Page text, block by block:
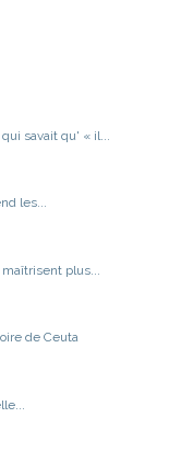
savait qu' « il...
les...
plus...
de Ceuta